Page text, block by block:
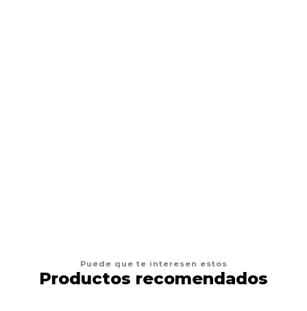
Puede que te interesen estos
Productos recomendados